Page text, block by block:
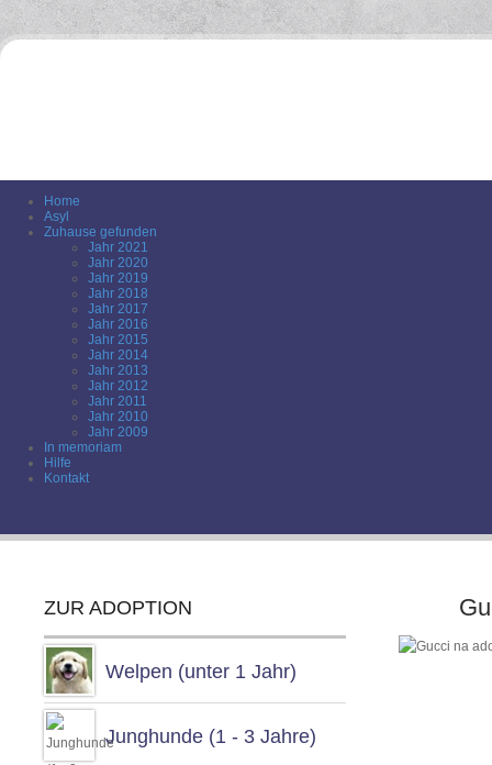
Home
Asyl
Zuhause gefunden
Jahr 2021
Jahr 2020
Jahr 2019
Jahr 2018
Jahr 2017
Jahr 2016
Jahr 2015
Jahr 2014
Jahr 2013
Jahr 2012
Jahr 2011
Jahr 2010
Jahr 2009
In memoriam
Hilfe
Kontakt
ZUR ADOPTION
Welpen (unter 1 Jahr)
Junghunde (1 - 3 Jahre)